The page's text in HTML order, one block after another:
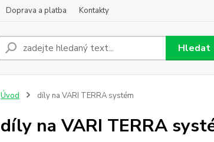
Doprava a platba Kontakty
Hledat
Úvod díly na VARI TERRA systém
díly na VARI TERRA